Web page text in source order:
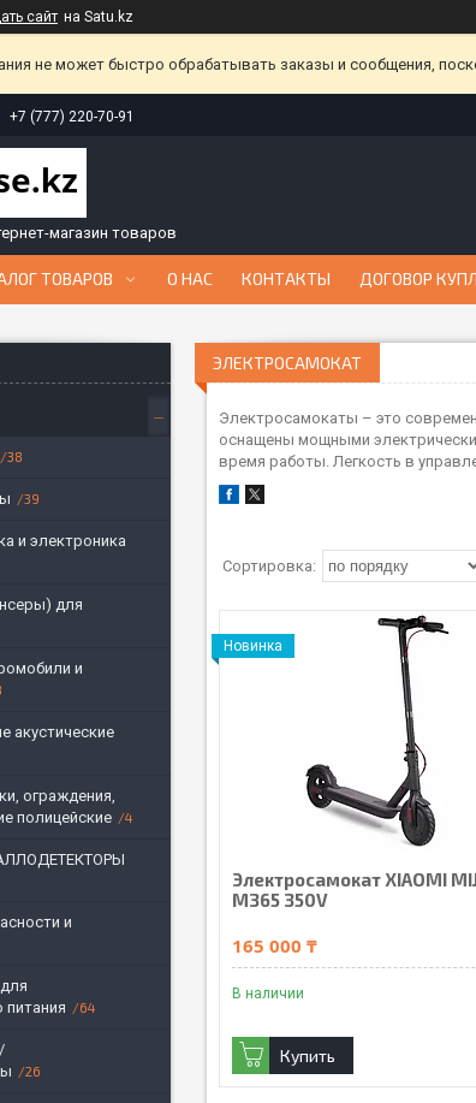
сайт на Satu.kz
не может быстро обрабатывать заказы и сообщения,
+7 (777) 220-70-91
магазин товаров
ТОВАРОВ О НАС КОНТАКТЫ ДОГОВОР
ЭЛЕКТРОСАМОКАТ
Электросамокаты – это
оснащены мощными
время работы. Легкость в
Новинка
Электросамокат XIAOMI
M365 350V
165 000 ₸
В наличии
Купить
38
39
и электроника
для
и
акустические
ограждения,
полицейские
4
и
питания
64
26